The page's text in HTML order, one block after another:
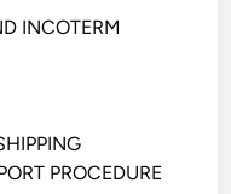
INCOTERM
PROCEDURE